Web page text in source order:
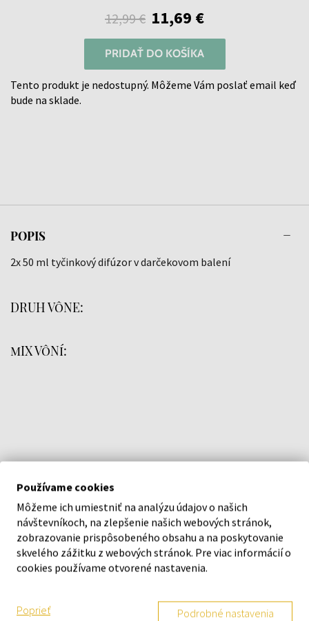
12,99 € 11,69 €
PRIDAŤ DO KOŠÍKA
Tento produkt je nedostupný. Môžeme Vám poslať email keď
bude na sklade.
POPIS
2x 50 ml tyčinkový difúzor v darčekovom balení
DRUH VôNE:
mIX VôNí:
O ZNAČKE
Náš výber na mieru presne pre
vás
Používame cookies
Môžeme ich umiestniť na analýzu údajov o našich
návštevníkoch, na zlepšenie našich webových stránok,
zobrazovanie prispôsobeného obsahu a na poskytovanie
skvelého zážitku z webových stránok. Pre viac informácií o
cookies používame otvorené nastavenia.
Poprieť Podrobné nastavenia